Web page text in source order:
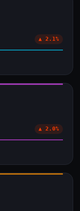
▲ 2.1%
▲ 2.0%